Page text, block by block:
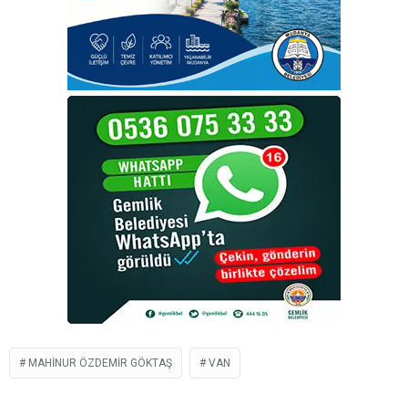
MAHINUR ÖZDEMIR GÖKTAŞ VAN